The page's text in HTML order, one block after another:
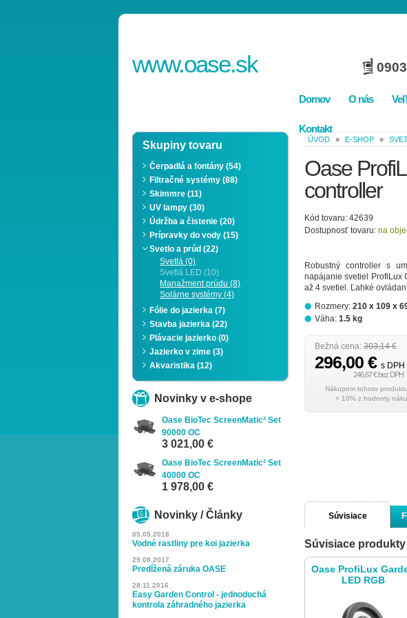
www.oase.sk
Domov O nás
Kontakt
Skupiny tovaru
Čerpadlá a fontány (54)
Filtračné systémy (88)
Skimmre (11)
UV lampy (30)
Údržba a čistenie (20)
Prípravky do vody (15)
Svetlo a prúd (22)
Svetlá (0)
Svetlá LED (10)
Manažment prúdu (8)
Solárne systémy (4)
Fólie do jazierka (7)
Stavba jazierka (22)
Plávacie jazierko (0)
Jazierko v zime (3)
Akvaristika (12)
Novinky v e-shope
Oase BioTec ScreenMatic² Set
90000 OC
3 021,00 €
Oase BioTec ScreenMatic² Set
40000 OC
1 978,00 €
Novinky / Články
05.05.2018
Vodné rastliny pre koi jazierka
29.08.2017
Predĺžená záruka OASE
28.11.2016
Easy Garden Control - jednoduchá
kontrola záhradného jazierka
ÚVOD » E-SHOP »
Oase
controller
Kód tovaru: 42639
Dostupnosť tovaru: na
Robustný controller s
napájanie svetiel ProfiLux
až 4 svetiel. Ľahké
Rozmery: 210 x 109 x
Váha: 1.5 kg
Bežná cena: 303,14 €
296,00 € s DPH
246,67 € bez DPH
= 10% z hodnoty
Súvisiace
produkty
Súvisiace produkty
Oase ProfiLux
LED RGB